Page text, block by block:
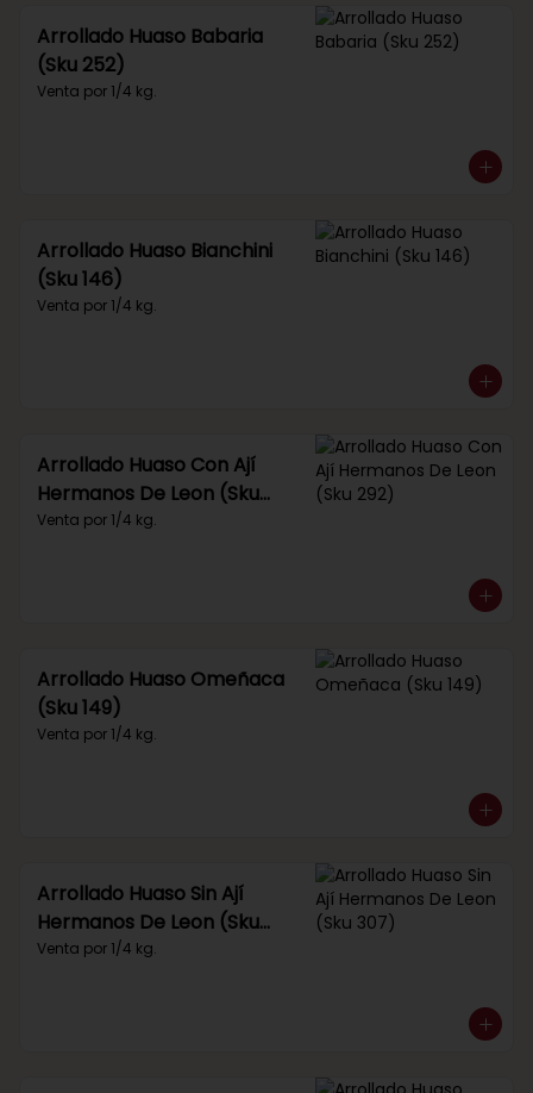
Arrollado Huaso Babaria
(Sku 252)
Venta por 1/4 kg.
Arrollado Huaso Bianchini
(Sku 146)
Venta por 1/4 kg.
Arrollado Huaso Con Ají
Hermanos De Leon (Sku
292)
Venta por 1/4 kg.
Arrollado Huaso Omeñaca
(Sku 149)
Venta por 1/4 kg.
Arrollado Huaso Sin Ají
Hermanos De Leon (Sku
307)
Venta por 1/4 kg.